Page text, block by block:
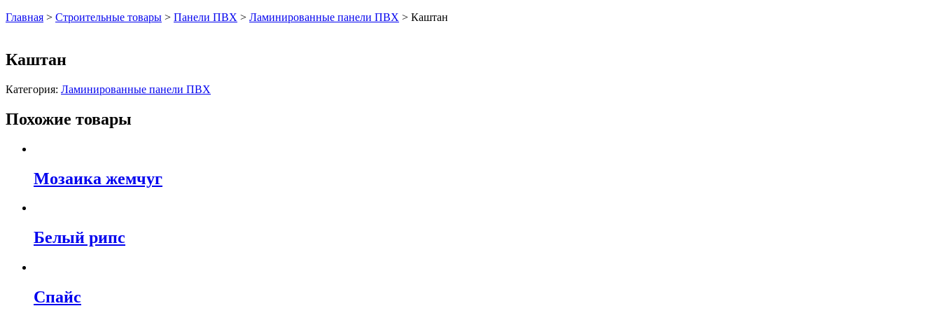
Главная > Строительные товары > Панели ПВХ > Ламинированные панели ПВХ > Каштан
Каштан
Категория: Ламинированные панели ПВХ
Похожие товары
Мозаика жемчуг
Белый рипс
Спайс